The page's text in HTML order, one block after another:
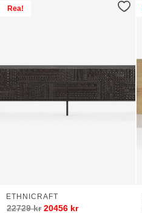
Rea!
ETHNICRAFT
22729kr 20456 kr